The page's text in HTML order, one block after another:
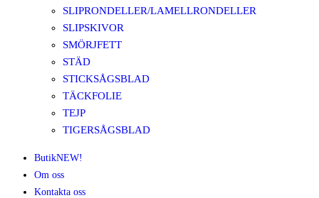
SLIPRONDELLER/LAMELLRONDELLER
SLIPSKIVOR
SMÖRJFETT
STÄD
STICKSÅGSBLAD
TÄCKFOLIE
TEJP
TIGERSÅGSBLAD
ButikNEW!
Om oss
Kontakta oss